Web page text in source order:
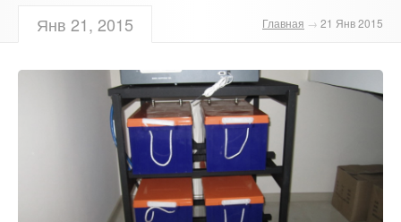
Оборудование
Услуги
Янв 21, 2015 Главная → 21 Янв 2015